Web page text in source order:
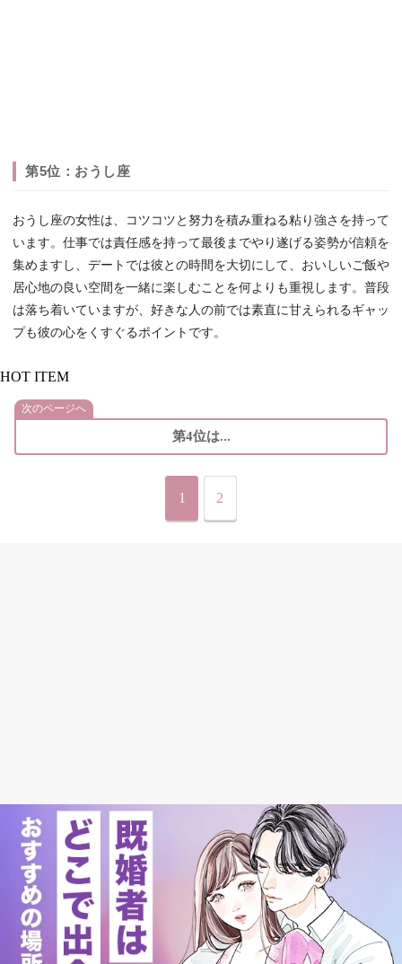
第5位：おうし座
おうし座の女性は、コツコツと努力を積み重ねる粘り強さを持って
います。仕事では責任感を持って最後までやり遂げる姿勢が信頼を
集めますし、デートでは彼との時間を大切にして、おいしいご飯や
居心地の良い空間を一緒に楽しむことを何よりも重視します。普段
は落ち着いていますが、好きな人の前では素直に甘えられるギャッ
プも彼の心をくすぐるポイントです。
HOT ITEM
次のページへ
第4位は...
1 2